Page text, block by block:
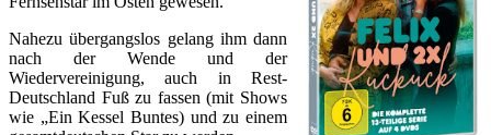
Nahezu übergangslos gelang ihm dann
nach der Wende und der
Wiedervereinigung, auch in Rest-
Deutschland Fuß zu fassen (mit Shows
wie „Ein Kessel Buntes) und zu einem